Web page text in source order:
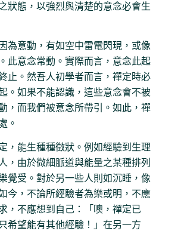
狀態，以強烈與清楚的意念必會生
為意動，有如空中雷電閃現，或像
此意念常動。實際而言，意念此起
止。然吾人初學者而言，禪定時必
。如果不能認識，這些意念會不被
，而我們被意念所帶引。如此，禪
。
，能生種種徵狀。例如經驗到生理
，由於微細脈道與能量之某種排列
覺受。對於另一些人則如沉睡，像
今，不論所經驗者為樂或明，不應
，不應想到自己：「噢，禪定已
希望能有其他經驗！」在另一方